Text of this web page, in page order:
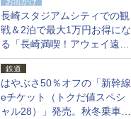
長崎スタジアムシティでの観
戦＆2泊で最大1万円お得にな
る「長崎満喫！アウェイ遠征
応援キャンペーン」
鉄道
はやぶさ50％オフの「新幹線
eチケット（トクだ値スペシ
ャル28）」発売。秋冬乗車